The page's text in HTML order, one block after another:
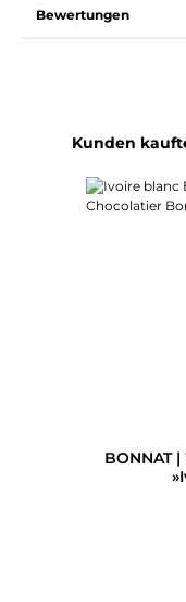
Bewertungen
Produktgalerie
Kunden
BONNAT